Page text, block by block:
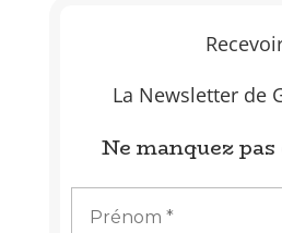
La Newsletter de
Ne manquez